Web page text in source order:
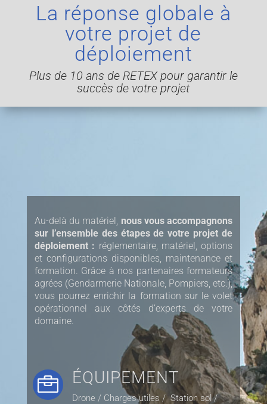
La réponse globale à
votre projet de
déploiement
Plus de 10 ans de RETEX pour garantir le
succès de votre projet
Au-delà du matériel, nous vous accompagnons
sur l’ensemble des étapes de votre projet de
déploiement : réglementaire, matériel, options
et configurations disponibles, maintenance et
formation. Grâce à nos partenaires formateurs
agrées (Gendarmerie Nationale, Pompiers, etc.),
vous pourrez enrichir la formation sur le volet
opérationnel aux côtés d’experts de votre
domaine.
 ÉQUIPEMENT
Drone / Charges utiles / Station sol /